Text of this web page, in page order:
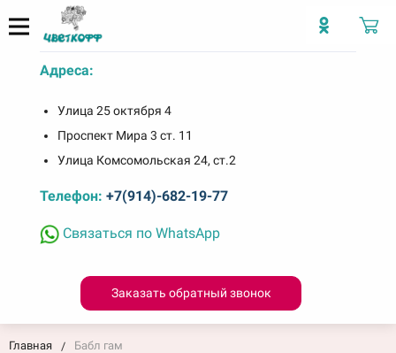
Адреса:
Улица 25 октября 4
Проспект Мира 3 ст. 11
Улица Комсомольская 24, ст.2
Телефон: +7(914)-682-19-77
Связаться по WhatsApp
Заказать обратный звонок
Главная Бабл гам